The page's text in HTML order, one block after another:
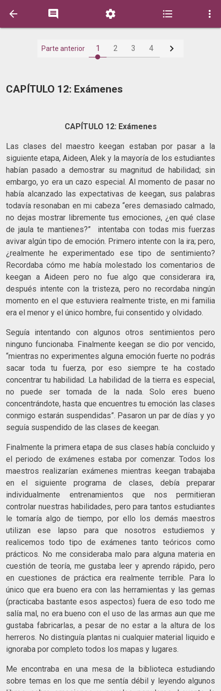
    
Parte anterior 1 2 3 4 
CAPÍTULO 12: Exámenes
CAPÍTULO 12: Exámenes
Las clases del maestro keegan estaban por pasar a la
siguiente etapa, Aideen, Alek y la mayoría de los estudiantes
habían pasado a demostrar su magnitud de habilidad; sin
embargo, yo era un cazo especial. Al momento de pasar no
había alcanzado las expectativas de keegan, sus palabras
todavía resonaban en mi cabeza “eres demasiado calmado,
no dejas mostrar libremente tus emociones, ¿en qué clase
de jaula te mantienes?” intentaba con todas mis fuerzas
avivar algún tipo de emoción. Primero intente con la ira; pero,
¿realmente he experimentado ese tipo de sentimiento?
Recordaba cómo me había molestado los comentarios de
keegan a Aideen pero no fue algo que considerara ira,
después intente con la tristeza, pero no recordaba ningún
momento en el que estuviera realmente triste, en mi familia
era el menor y el único hombre, fui consentido y olvidado.
Seguía intentando con algunos otros sentimientos pero
ninguno funcionaba. Finalmente keegan se dio por vencido,
“mientras no experimentes alguna emoción fuerte no podrás
sacar toda tu fuerza, por eso siempre te ha costado
concentrar tu habilidad. La habilidad de la tierra es especial,
no puede ser tomada de la nada. Solo eres bueno
concentrándote, hasta que encuentres tu emoción las clases
conmigo estarán suspendidas”. Pasaron un par de días y yo
seguía suspendido de las clases de keegan.
Finalmente la primera etapa de sus clases había concluido y
el periodo de exámenes estaba por comenzar. Todos los
maestros realizarían exámenes mientras keegan trabajaba
en el siguiente programa de clases, debía preparar
individualmente entrenamientos que nos permitieran
controlar nuestras habilidades, pero para tantos estudiantes
le tomaría algo de tiempo, por ello los demás maestros
utilizan ese lapso para que nosotros estudiemos y
realicemos todo tipo de exámenes tanto teóricos como
prácticos. No me consideraba malo para alguna materia en
cuestión de teoría, me gustaba leer y aprendo rápido, pero
en cuestiones de práctica era realmente terrible. Para lo
único que era bueno era con las herramientas y las gemas
(practicaba bastante esos aspectos) fuera de eso todo me
salía mal, no era bueno con el uso de las armas aun que me
gustaba fabricarlas, a pesar de no estar a la altura de los
herreros. No distinguía plantas ni cualquier material liquido e
ignoraba por completo todos los mapas y lugares.
Me encontraba en una mesa de la biblioteca estudiando
sobre temas en los que me sentía débil y leyendo algunos